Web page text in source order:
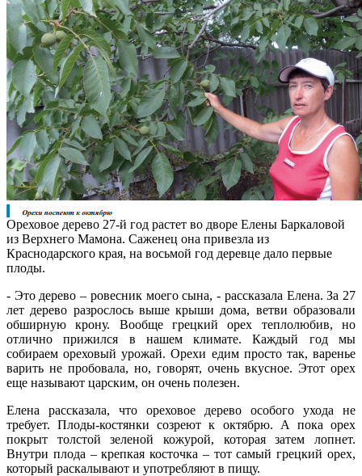
Ореховое дерево 27-й год растет во дворе Елены Баркаловой
из Верхнего Мамона. Саженец она привезла из
Краснодарского края, на восьмой год деревце дало первые
плоды.
- Это дерево – ровесник моего сына, - рассказала Елена. За 27
лет дерево разрослось выше крыши дома, ветви образовали
обширную крону. Вообще грецкий орех теплолюбив, но
отлично прижился в нашем климате. Каждый год мы
собираем ореховый урожай. Орехи едим просто так, варенье
варить не пробовала, но, говорят, очень вкусное. Этот орех
еще называют царским, он очень полезен.
Елена рассказала, что ореховое дерево особого ухода не
требует. Плоды-костянки созреют к октябрю. А пока орех
покрыт толстой зеленой кожурой, которая затем лопнет.
Внутри плода – крепкая косточка – тот самый грецкий орех,
который раскалывают и употребляют в пищу.